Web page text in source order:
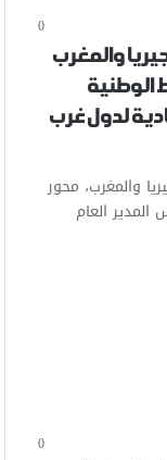
0
والمغرب
الوطنية
لدول غرب
والمغرب، محور
المدير العام
0